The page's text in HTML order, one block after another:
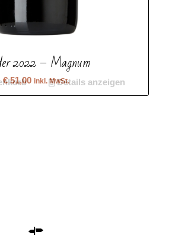
2022 – Magnum
€51,00 inkl. MwSt.Details anzeigen